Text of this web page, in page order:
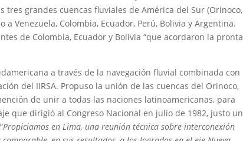
grandes cuencas fluviales de América del Sur (Orinoco,
Venezuela, Colombia, Ecuador, Perú, Bolivia y Argentina.
de Colombia, Ecuador y Bolivia “que acordaron la pronta
a través de la navegación fluvial combinada con
del IIRSA. Propuso la unión de las cuencas del Orinoco,
de unir a todas las naciones latinoamericanas, para
que dirigió al Congreso Nacional en julio de 1982, justo un
Propiciamos en Lima, una reunión técnica sobre interconexión